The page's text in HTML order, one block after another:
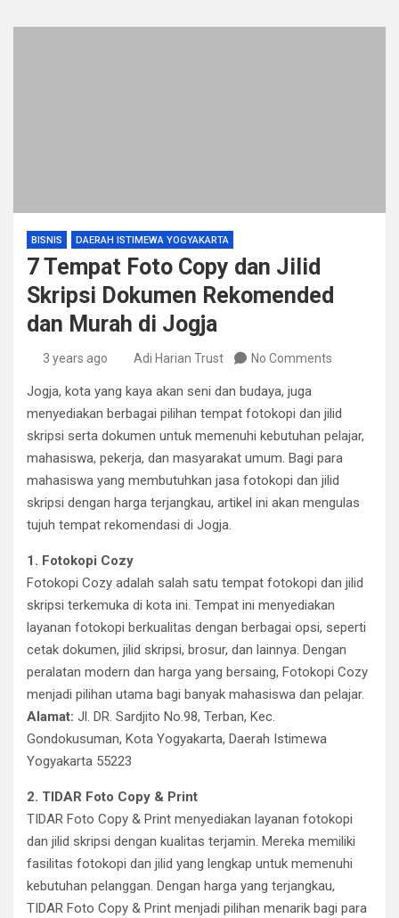
BISNIS DAERAH ISTIMEWA YOGYAKARTA
7 Tempat Foto Copy dan Jilid
Skripsi Dokumen Rekomended
dan Murah di Jogja
3 years ago Adi Harian Trust No Comments
Jogja, kota yang kaya akan seni dan budaya, juga
menyediakan berbagai pilihan tempat fotokopi dan jilid
skripsi serta dokumen untuk memenuhi kebutuhan pelajar,
mahasiswa, pekerja, dan masyarakat umum. Bagi para
mahasiswa yang membutuhkan jasa fotokopi dan jilid
skripsi dengan harga terjangkau, artikel ini akan mengulas
tujuh tempat rekomendasi di Jogja.
1. Fotokopi Cozy
Fotokopi Cozy adalah salah satu tempat fotokopi dan jilid
skripsi terkemuka di kota ini. Tempat ini menyediakan
layanan fotokopi berkualitas dengan berbagai opsi, seperti
cetak dokumen, jilid skripsi, brosur, dan lainnya. Dengan
peralatan modern dan harga yang bersaing, Fotokopi Cozy
menjadi pilihan utama bagi banyak mahasiswa dan pelajar.
Alamat: Jl. DR. Sardjito No.98, Terban, Kec.
Gondokusuman, Kota Yogyakarta, Daerah Istimewa
Yogyakarta 55223
2. TIDAR Foto Copy & Print
TIDAR Foto Copy & Print menyediakan layanan fotokopi
dan jilid skripsi dengan kualitas terjamin. Mereka memiliki
fasilitas fotokopi dan jilid yang lengkap untuk memenuhi
kebutuhan pelanggan. Dengan harga yang terjangkau,
TIDAR Foto Copy & Print menjadi pilihan menarik bagi para